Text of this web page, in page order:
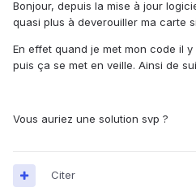
Bonjour, depuis la mise à jour
quasi plus à deverouiller ma carte
En effet quand je met mon code il
puis ça se met en veille. Ainsi de
Vous auriez une solution svp ?
Citer